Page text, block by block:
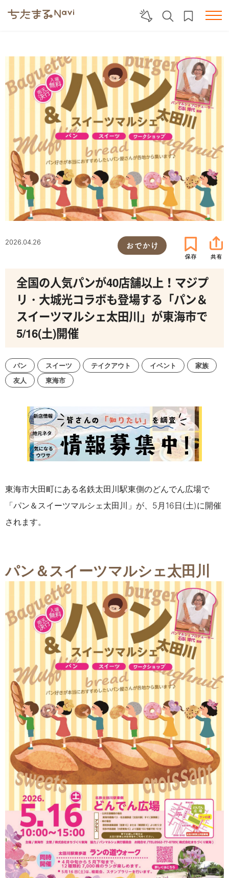
2026.04.26 おでかけ
全国の人気パンが40店舗以上！マジプ
リ・大城光コラボも登場する「パン＆
スイーツマルシェ太田川」が東海市で
5/16(土)開催
パン スイーツ テイクアウト イベント
家族
友人
東海市
東海市大田町にある名鉄太田川駅東側のどんでん広場で
「パン＆スイーツマルシェ太田川」が、5月16日(土)に開催
されます。
パン＆スイーツマルシェ太田川